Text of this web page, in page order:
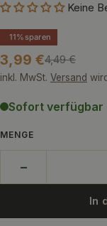
Keine
11% sparen
Verkaufspreis
3,99 €
Regulärer
Preis
4,49 €
inkl. MwSt. Versand
Sofort verfügbar
MENGE
−
In